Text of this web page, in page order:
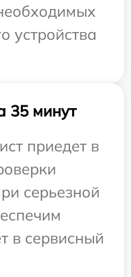
устройства
35 минут
приедет в
серьезной
в сервисный